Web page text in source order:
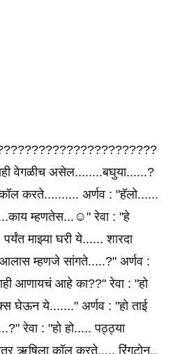
वेगळीच असेल........बघुया......?
कॉल करते.......... अर्णव : "हॅलो......
म्हणतेस...☺️" रेवा : "हे
माझ्या घरी ये...... शारदा
म्हणजे सांगते.....?" अर्णव :
आणायचं आहे का??" रेवा : "हो
घेऊन ये......." अर्णव : "हो ताई
रेवा : "हो हो..... पठ्ठ्या
ऋषिला कॉल करते..... रिंगटोन..